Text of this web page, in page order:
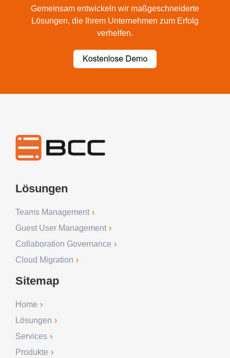
Gemeinsam entwickeln wir maßgeschneiderte
Lösungen, die Ihrem Unternehmen zum Erfolg
verhelfen.
Lösungen
Teams Management
Guest User Management
Collaboration Governance
Cloud Migration
Sitemap
Home
Lösungen
Services
Produkte